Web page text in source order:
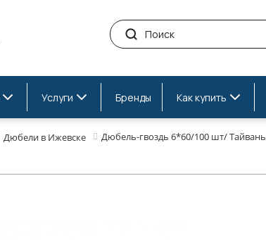
Услуги Бренды Как купить
Дюбели в Ижевске Дюбель-гвоздь 6*60/100 шт/ Тайвань